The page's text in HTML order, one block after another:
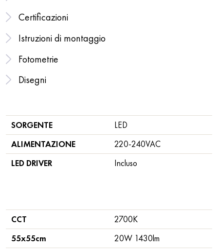
Certificazioni
Istruzioni di montaggio
Fotometrie
Disegni
CCT
2700K
55x55cm
20W 1430lm
SORGENTE
LED
ALIMENTAZIONE
220-240VAC
LED DRIVER
Incluso